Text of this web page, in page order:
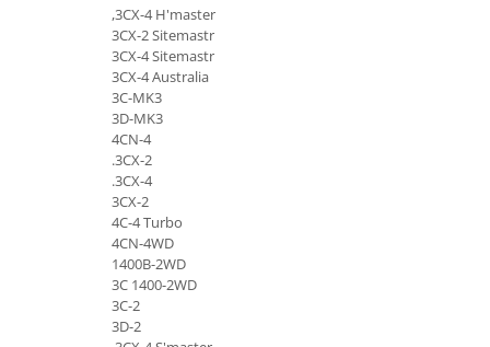
Pompa de ulei
Turbosuflanta
Diverse piese motor
Furtune si conducte
Vibrochen - ax came - arbore cotit
Piese Takeuchi
Piese Kobelco
Piese Jungheinrich
Piese Nifty Lift
Piese motor Perkins
Piese Deutz Fahr
Piese Atlas Copco
,3CX-4 H'master
3CX-2 Sitemastr
3CX-4 Sitemastr
3CX-4 Australia
3C-MK3
3D-MK3
4CN-4
.3CX-2
.3CX-4
3CX-2
4C-4 Turbo
4CN-4WD
1400B-2WD
3C 1400-2WD
3C-2
3D-2